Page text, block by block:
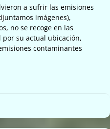
a sufrir las emisiones
imágenes),
no se recoge en las
su actual ubicación,
contaminantes